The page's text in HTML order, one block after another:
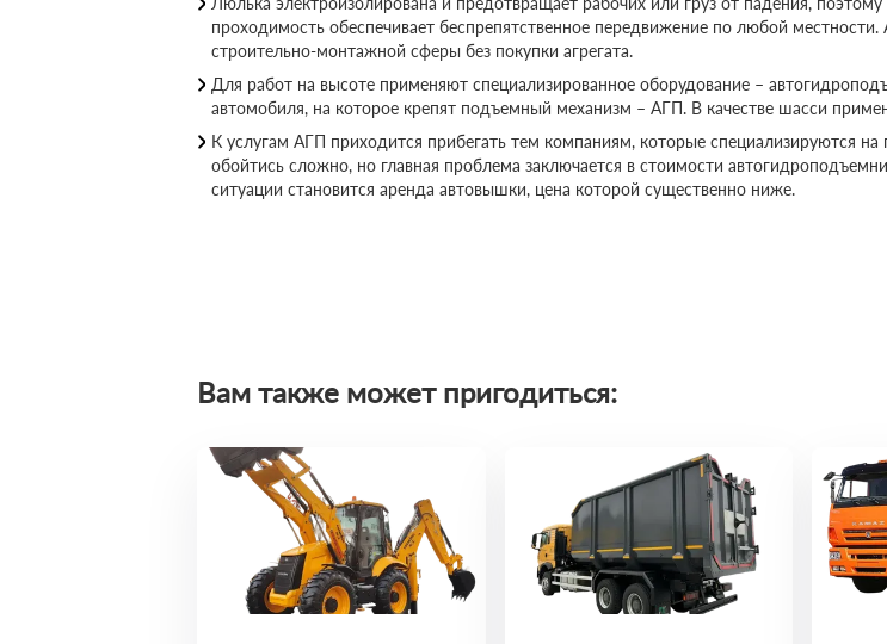
проходимость обеспечивает беспрепятственное передвижение по любой
строительно-монтажной сферы без покупки агрегата.
Для работ на высоте применяют специализированное оборудование –
автомобиля, на которое крепят подъемный механизм – АГП. В качестве шасси
К услугам АГП приходится прибегать тем компаниям, которые специализируются
обойтись сложно, но главная проблема заключается в стоимости
ситуации становится аренда автовышки, цена которой существенно ниже.
Вам также может пригодиться: